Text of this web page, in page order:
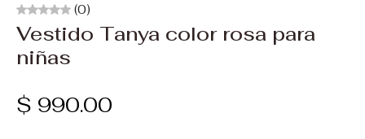
(0)
Vestido Tanya color rosa para
niñas
$ 990.00